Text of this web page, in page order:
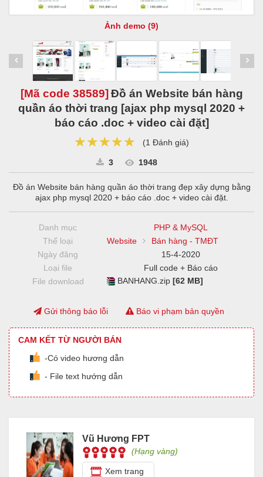
Ảnh demo (9)
[Mã code 38589] Đồ án Website bán hàng
quần áo thời trang [ajax php mysql 2020 +
báo cáo .doc + video cài đặt]
★★★★★
★★★★★
★★★★★ (1 Đánh giá)
3 1948
Đồ án Website bán hàng quần áo thời trang đẹp xây dựng bằng
ajax php mysql 2020 + báo cáo .doc + video cài đặt.
Danh mục
PHP & MySQL
Thể loại
Website
Bán hàng - TMĐT
Ngày đăng
15-4-2020
Loại file
Full code + Báo cáo
File download
BANHANG.zip[62 MB]
Gửi thông báo lỗi Báo vi phạm bản quyền
CAM KẾT TỪ NGƯỜI BÁN
-Có video hương dẫn
- File text hướng dẫn
Vũ Hương FPT
(Hạng vàng)
Xem trang